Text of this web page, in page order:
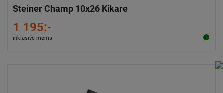
Steiner Champ 10x26 Kikare
1 195:-
inklusive moms